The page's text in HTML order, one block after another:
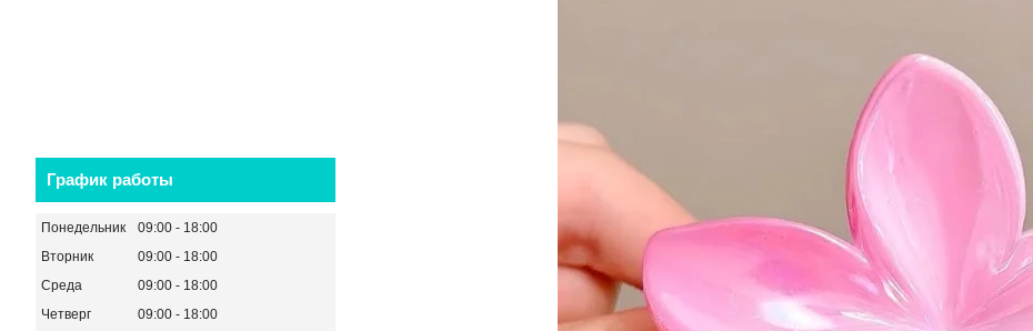
График работы
Понедельник 09:00
18:00
Вторник
09:00
18:00
Среда
09:00
18:00
Четверг
09:00
18:00